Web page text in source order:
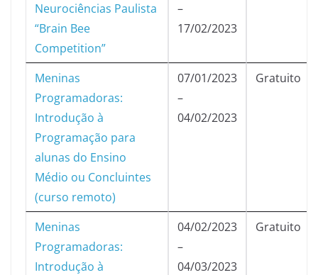
Neurociências Paulista
“Brain Bee
Competition”
–
17/02/2023
Meninas
Programadoras:
Introdução à
Programação para
alunas do Ensino
Médio ou Concluintes
(curso remoto)
07/01/2023
–
04/02/2023
Gratuito
Meninas
Programadoras:
Introdução à
04/02/2023
–
04/03/2023
Gratuito